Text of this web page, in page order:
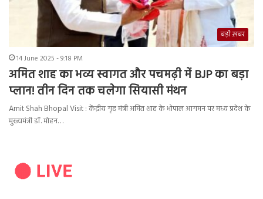
बड़ी ख़बर
14 June 2025 - 9:18 PM
अमित शाह का भव्य स्वागत और पचमढ़ी में BJP का बड़ा
प्लान! तीन दिन तक चलेगा सियासी मंथन
Amit Shah Bhopal Visit : केंद्रीय गृह मंत्री अमित शाह के भोपाल आगमन पर मध्य प्रदेश के
मुख्यमंत्री डॉ. मोहन…